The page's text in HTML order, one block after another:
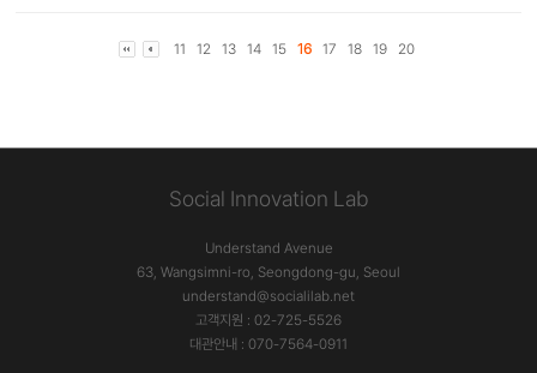
11 12 13 14 15 16 17 18 19 20
Social Innovation Lab
Understand Avenue
63, Wangsimni-ro, Seongdong-gu, Seoul
understand@socialilab.net
고객지원 : 02-725-5526
대관안내 : 070-7564-0911